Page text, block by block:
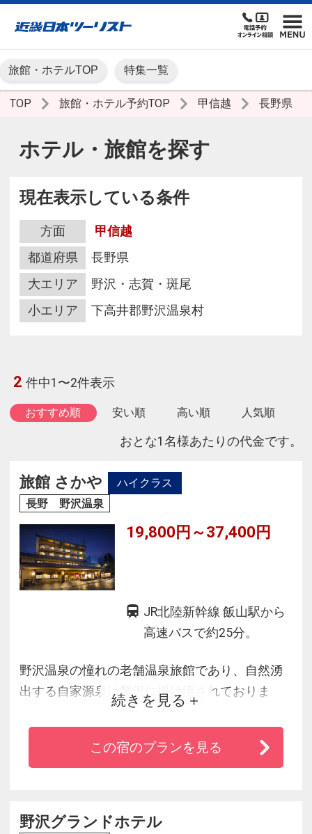
旅館・ホテルTOP 特集一覧
TOP 旅館・ホテル予約TOP 甲信越 長野県
ホテル・旅館を探す
現在表示している条件
方面
甲信越
都道府県
長野県
大エリア
野沢・志賀・斑尾
小エリア
下高井郡野沢温泉村
2 件中1〜2件表示
おすすめ順 安い順 高い順 人気順
おとな1名様あたりの代金です。
旅館 さかや
ハイクラス
長野 野沢温泉
19,800円～37,400円
JR北陸新幹線 飯山駅から
高速バスで約25分。
野沢温泉の憧れの老舗温泉旅館であり、自然湧
出する自家源泉は贅沢に掛け流されておりま
す。産地直送よりも新鮮で、肥えた土が創り出
すうま味の強い食材を生かした、信州創作和食
が｢さかや｣のスタイルです。
続きを見る
この宿のプランを見る
野沢グランドホテル